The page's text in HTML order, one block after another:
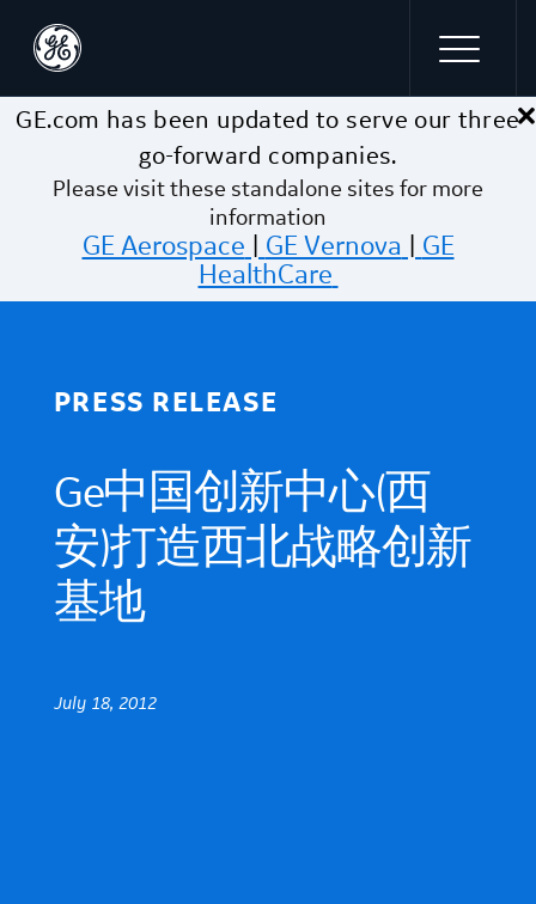
Skip to main content ×
GE.com has been updated to serve our three
go-forward companies.
Please visit these standalone sites for more
information
GE Aerospace GE Vernova
GE
HealthCare
PRESS RELEASE
Ge中国创新中心(西
安)打造西北战略创新
基地
July 18, 2012